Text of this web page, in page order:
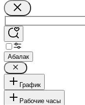
Абалак
График
Рабочие часы